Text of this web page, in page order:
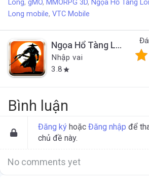
Long, gMO, MMORPG 3D, Ngọa Hổ Tàng
Long mobile, VTC Mobile
Ngọa Hổ Tàng Long
Nhập vai
3.8 star
Bình luận
Đăng ký hoặc Đăng nhập để
chủ đề này.
No comments yet